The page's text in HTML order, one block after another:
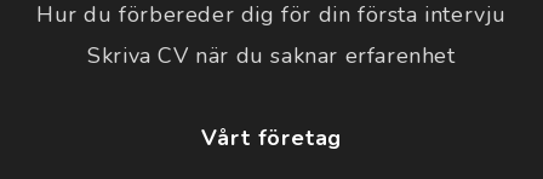
Hur du förbereder dig för din första intervju
Skriva CV när du saknar erfarenhet
Vårt företag